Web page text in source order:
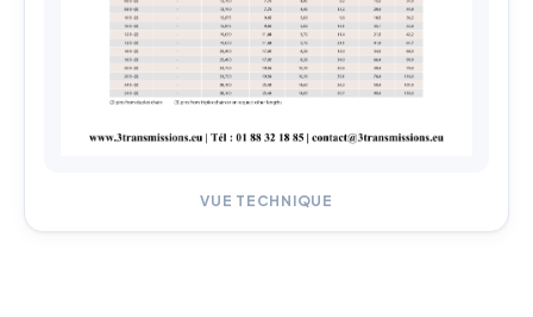
VUE TECHNIQUE